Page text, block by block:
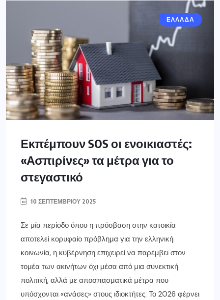
ΕΛΛΑΔΑ
Εκπέμπουν SOS οι ενοικιαστές:
«Ασπιρίνες» τα μέτρα για το
στεγαστικό
10 ΣΕΠΤΕΜΒΡΊΟΥ 2025
Σε μία περίοδο όπου η πρόσβαση στην κατοικία
αποτελεί κορυφαίο πρόβλημα για την ελληνική
κοινωνία, η κυβέρνηση επιχειρεί να παρέμβει στον
τομέα των ακινήτων όχι μέσα από μια συνεκτική
πολιτική, αλλά με αποσπασματικά μέτρα που
υπόσχονται «ανάσες» στους ιδιοκτήτες. Το 2026 φέρνει